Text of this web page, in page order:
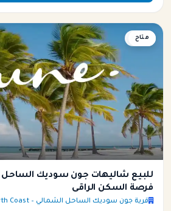
شاليه
متاح
للبيع شاليهات جون سوديك الساحل
فرصة السكن الراقى
قرية جون سوديك الساحل الشمالي – June Sodic North Coast